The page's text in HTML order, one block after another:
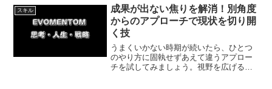
すコツを紹介します。今日から思考を変
えて目標を達成しましょう。
スキル
成果が出ない焦りを解消！別角度
からのアプローチで現状を切り開
く技
うまくいかない時期が続いたら、ひとつ
のやり方に固執せずあえて違うアプロー
チを試してみましょう。視野を広げる重